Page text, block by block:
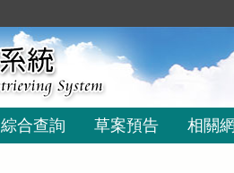
綜合查詢 草案預告 相關